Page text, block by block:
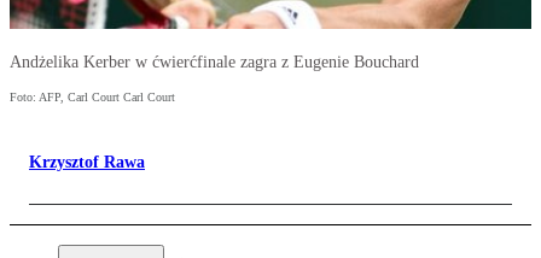
Andżelika Kerber w ćwierćfinale zagra z Eugenie Bouchard
Foto: AFP, Carl Court Carl Court
Krzysztof Rawa